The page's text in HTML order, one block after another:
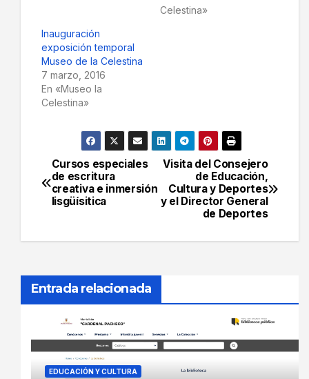
Celestina»
Inauguración
exposición temporal
Museo de la Celestina
7 marzo, 2016
En «Museo la
Celestina»
Navegación
de
Visita del Consejero
de Educación,
Cultura y Deportes
y el Director General
de Deportes
Cursos especiales
de escritura
creativa e inmersión
lisgüísitica
Entrada relacionada
EDUCACIÓN Y CULTURA